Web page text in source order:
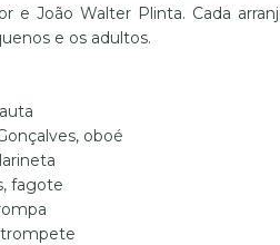
e João Walter Plinta. Cada
e os adultos.
oboé
fagote